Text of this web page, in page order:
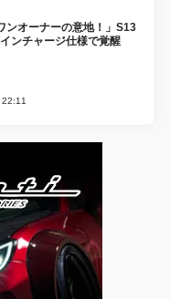
ンオーナーの意地！」S13
ンチャージ仕様で覚醒